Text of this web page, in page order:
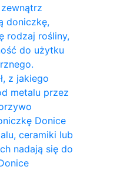
doniczkę,
rodzaj rośliny,
do użytku
z jakiego
metalu przez
Donice
ceramiki lub
nadają się do